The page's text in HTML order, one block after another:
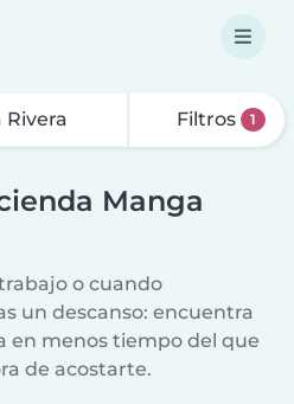
Filtros 1
Manga
o cuando
un descanso: encuentra
en menos tiempo del que
de acostarte.